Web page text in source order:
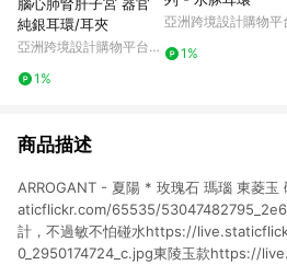
純銀耳環/耳夾
亞洲跨境設計購物平台
1%
亞洲跨境設計購物平
1%
商品描述
ARROGANT - 夏陽 * 玫瑰石 瑪瑙 東菱
aticflickr.com/65535/
計，不過敏不怕碰水https://
0_2950174724_c.jpg東陵玉款https://